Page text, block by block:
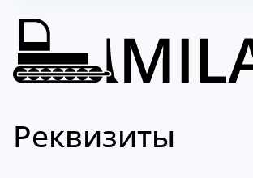
Реквизиты